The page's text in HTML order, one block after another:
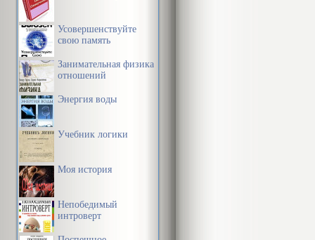
Усовершенствуйте
свою память
Занимательная физика
отношений
Энергия воды
Учебник логики
Моя история
Непобедимый
интроверт